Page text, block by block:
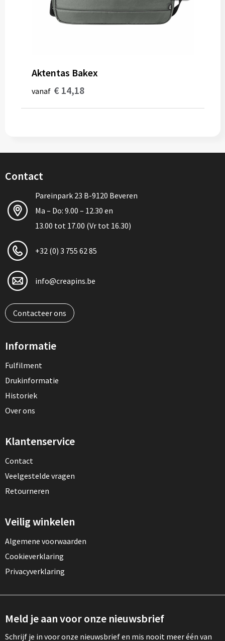
Aktentas Bakex
vanaf € 14,18
Contact
Pareinpark 23 B-9120 Beveren
Ma – Do: 9.00 – 12.30 en
13.00 tot 17.00 (Vr tot 16.30)
+32 (0) 3 755 62 85
info@creapins.be
Contacteer ons
Informatie
Fulfilment
Drukinformatie
Historiek
Over ons
Klantenservice
Contact
Veelgestelde vragen
Retourneren
Veilig winkelen
Algemene voorwaarden
Cookieverklaring
Privacyverklaring
Meld je aan voor onze nieuwsbrief
Schrijf je in voor onze nieuwsbrief en mis nooit meer één van